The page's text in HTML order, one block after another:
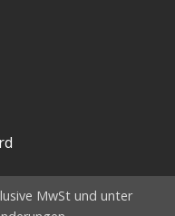
MwSt und unter